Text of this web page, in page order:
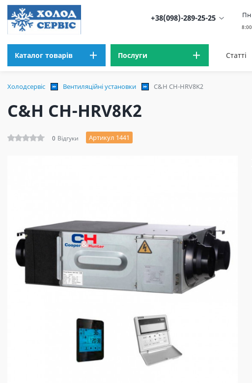
+38(098)-289-25-25 Пн
Каталог товарів Послуги Статті
Холодсервіс Вентиляційні установки C&H CH-HRV8K2
C&H CH-HRV8K2
0 Відгуки Артикул 1441